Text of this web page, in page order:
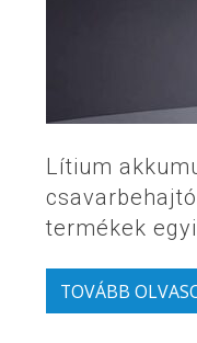
Lítium
termékek
TOVÁBB